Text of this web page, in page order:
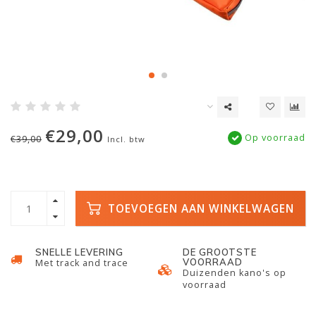
€39,00 €29,00 Incl. btw Op voorraad
TOEVOEGEN AAN WINKELWAGEN
SNELLE LEVERING
Met track and trace
DE GROOTSTE
VOORRAAD
Duizenden kano's op
voorraad